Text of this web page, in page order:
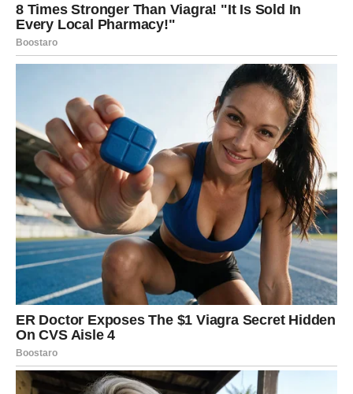
Možda se radi o nekome novom.
Možda o osobi koju već poznajete.
Ali ono što ta osoba donosi u vaš život moglo bi vam
pomoći da sagledate stvari iz potpuno drugačijeg ugla.
Ponekad pravi ljudi dolaze tačno onda kada su nam
najpotrebniji.
FINANSIJSKA SITUACIJA
DONOSI VIŠE MIRA
Ako ste u posljednje vrijeme brinule zbog novca ili
poslovnih pitanja, pred vama su dani koji donose
olakšanje.
Neke Djevice će dobiti priliku za dodatnu zaradu.